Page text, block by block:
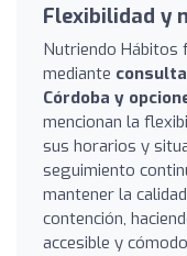
Flexibilidad y
Nutriendo Hábitos
mediante
Córdoba y
mencionan la
sus horarios y
seguimiento
mantener la
contención,
accesible y